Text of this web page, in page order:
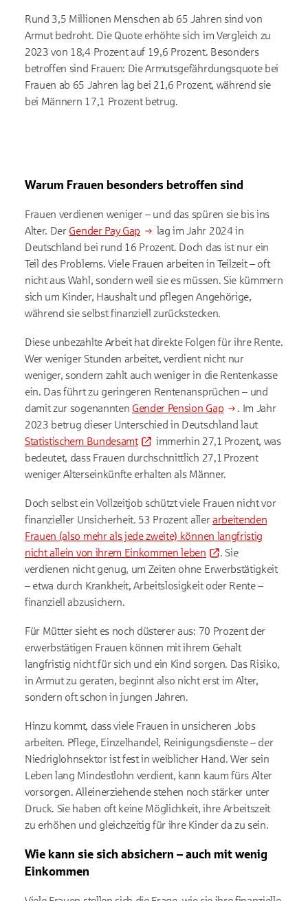
Rund 3,5 Millionen Menschen ab 65 Jahren sind von
Armut bedroht. Die Quote erhöhte sich im Vergleich zu
2023 von 18,4 Prozent auf 19,6 Prozent. Besonders
betroffen sind Frauen: Die Armutsgefährdungsquote bei
Frauen ab 65 Jahren lag bei 21,6 Prozent, während sie
bei Männern 17,1 Prozent betrug.
Warum Frauen besonders betroffen sind
Frauen verdienen weniger – und das spüren sie bis ins
Alter. Der Gender Pay Gap
lag im Jahr 2024 in
Deutschland bei rund 16 Prozent. Doch das ist nur ein
Teil des Problems. Viele Frauen arbeiten in Teilzeit – oft
nicht aus Wahl, sondern weil sie es müssen. Sie kümmern
sich um Kinder, Haushalt und pflegen Angehörige,
während sie selbst finanziell zurückstecken.
Diese unbezahlte Arbeit hat direkte Folgen für ihre Rente.
Wer weniger Stunden arbeitet, verdient nicht nur
weniger, sondern zahlt auch weniger in die Rentenkasse
ein. Das führt zu geringeren Rentenansprüchen – und
damit zur sogenannten Gender Pension Gap
. Im Jahr
2023 betrug dieser Unterschied in Deutschland laut
Statistischem Bundesamt
immerhin 27,1 Prozent, was
bedeutet, dass Frauen durchschnittlich 27,1 Prozent
weniger Alterseinkünfte erhalten als Männer.
Doch selbst ein Vollzeitjob schützt viele Frauen nicht vor
finanzieller Unsicherheit. 53 Prozent allerarbeitenden
Frauen (also mehr als jede zweite) können langfristig
nicht allein von ihrem Einkommen leben
. Sie
verdienen nicht genug, um Zeiten ohne Erwerbstätigkeit
– etwa durch Krankheit, Arbeitslosigkeit oder Rente –
finanziell abzusichern.
Für Mütter sieht es noch düsterer aus: 70 Prozent der
erwerbstätigen Frauen können mit ihrem Gehalt
langfristig nicht für sich und ein Kind sorgen. Das Risiko,
in Armut zu geraten, beginnt also nicht erst im Alter,
sondern oft schon in jungen Jahren.
Hinzu kommt, dass viele Frauen in unsicheren Jobs
arbeiten. Pflege, Einzelhandel, Reinigungsdienste – der
Niedriglohnsektor ist fest in weiblicher Hand. Wer sein
Leben lang Mindestlohn verdient, kann kaum fürs Alter
vorsorgen. Alleinerziehende stehen noch stärker unter
Druck. Sie haben oft keine Möglichkeit, ihre Arbeitszeit
zu erhöhen und gleichzeitig für ihre Kinder da zu sein.
Wie kann sie sich absichern – auch mit wenig
Einkommen